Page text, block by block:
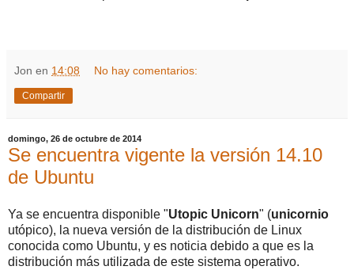
Jon en 14:08 No hay comentarios:
Compartir
domingo, 26 de octubre de 2014
Se encuentra vigente la versión 14.10
de Ubuntu
Ya se encuentra disponible "Utopic Unicorn" (unicornio
utópico), la nueva versión de la distribución de Linux
conocida como Ubuntu, y es noticia debido a que es la
distribución más utilizada de este sistema operativo.